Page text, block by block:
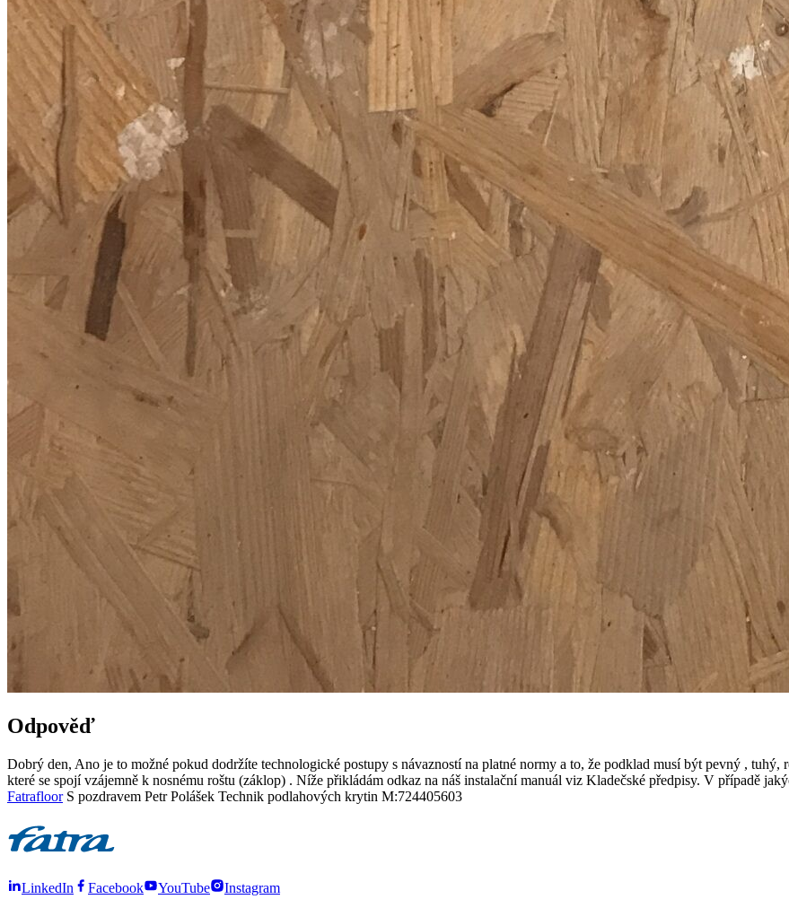
Odpověď
Dobrý den, Ano je to možné pokud dodržíte technologické postupy s návazností na platné normy a to, že podklad musí být pevný ,
které se spojí vzájemně k nosnému roštu (záklop) . Níže přikládám odkaz na náš instalační manuál viz Kladečské předpisy. V případě
FatrafloorS pozdravem Petr Polášek Technik podlahových krytin M:724405603
LinkedIn Facebook YouTube Instagram